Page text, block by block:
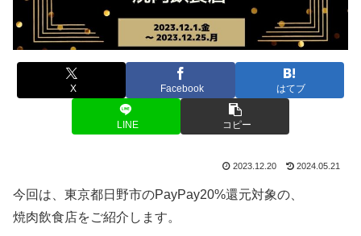
X Facebook はてブ
LINE コピー
2023.12.20 2024.05.21
今回は、東京都日野市のPayPay20%還元対象の、
焼肉飲食店をご紹介します。